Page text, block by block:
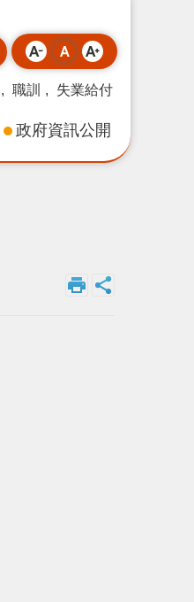
職訓 失業給付
政府資訊公開